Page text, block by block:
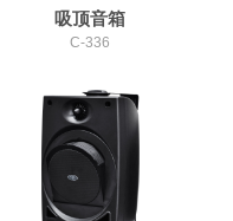
吸顶音箱
C-336